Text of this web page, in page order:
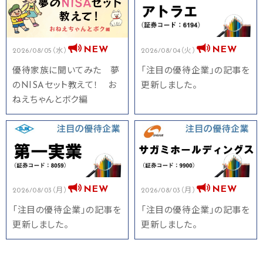
2026/08/05（水）
優待家族に聞いてみた 夢
のNISAセット教えて！ お
ねえちゃんとボク編
2026/08/04（火）
「注目の優待企業」の記事を
更新しました。
2026/08/03（月）
「注目の優待企業」の記事を
更新しました。
2026/08/03（月）
「注目の優待企業」の記事を
更新しました。